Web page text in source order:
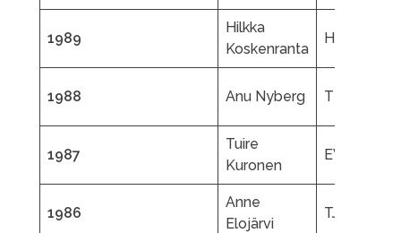
1989
Hilkka
Koskenranta
HTL
1988 Anu Nyberg TR
1987
Tuire
Kuronen
EVT
1986
Anne
Elojärvi
TJV